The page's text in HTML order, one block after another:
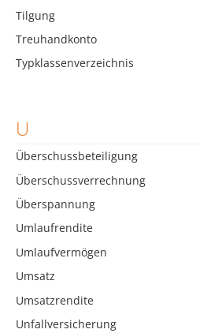
Tilgung
Treuhandkonto
Typklassenverzeichnis
U
Überschussbeteiligung
Überschussverrechnung
Überspannung
Umlaufrendite
Umlaufvermögen
Umsatz
Umsatzrendite
Unfallversicherung